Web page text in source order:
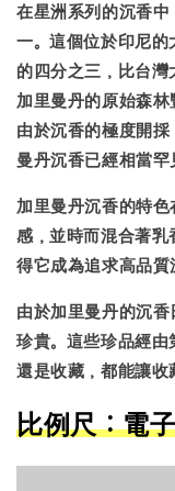
在星洲系列的沉香
一。這個位於印尼的
的四分之三，比台灣
加里曼丹的原始森林
由於沉香的極度開
曼丹沉香已經相當罕
加里曼丹沉香的特
感，並時而混合著
得它成為追求高品質
由於加里曼丹的沉
珍貴。這些珍品經
還是收藏，都能讓收
比例尺：電